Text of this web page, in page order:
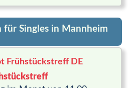
für Singles in Mannheim